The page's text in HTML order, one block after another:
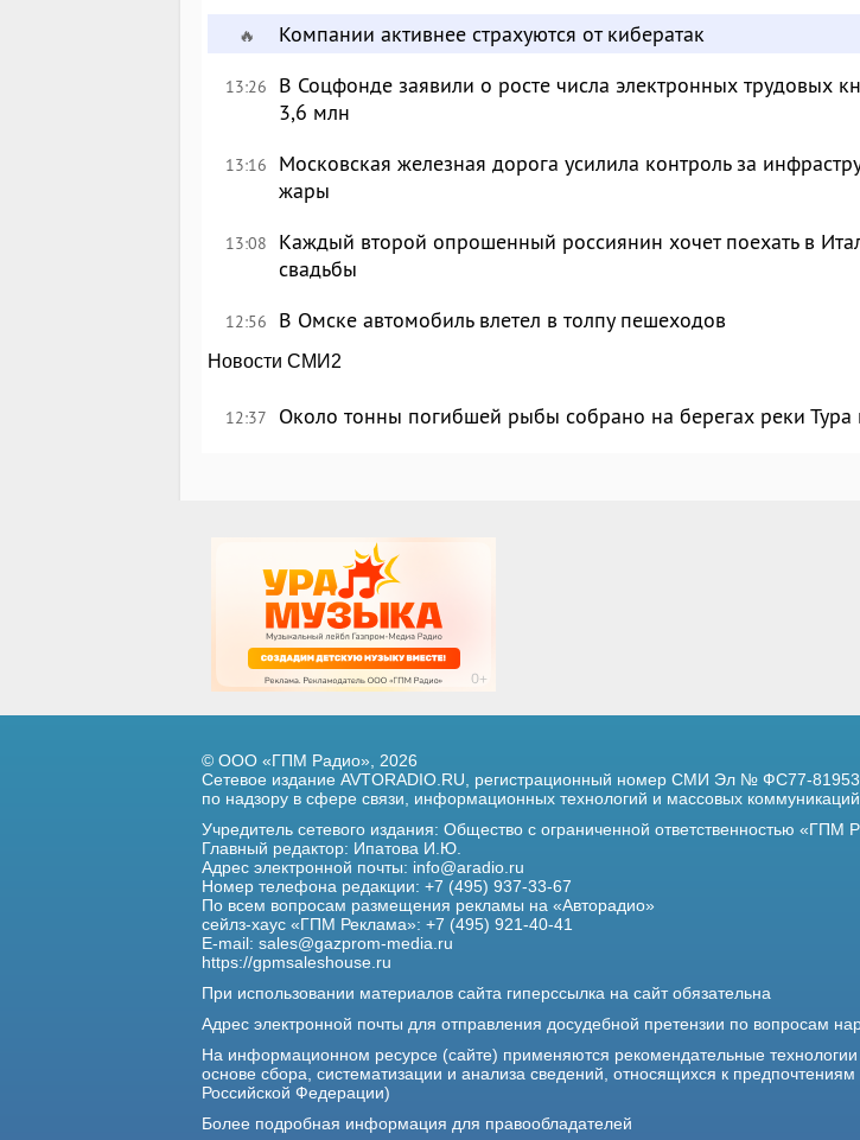
🔥 Компании активнее страхуются от кибератак
13:26
В Соцфонде заявили о росте числа электронных трудовых
3,6 млн
13:16
Московская железная дорога усилила контроль за
жары
13:08
Каждый второй опрошенный россиянин хочет поехать в
свадьбы
12:56 В Омске автомобиль влетел в толпу пешеходов
Новости СМИ2
12:37 Около тонны погибшей рыбы собрано на берегах реки
© ООО «ГПМ Радио», 2026
Сетевое издание AVTORADIO.RU, регистрационный номер СМИ Эл № ФС77-81953
по надзору в сфере связи, информационных технологий и массовых
Учредитель сетевого издания: Общество с ограниченной ответственностью «ГПМ
Главный редактор: Ипатова И.Ю.
Адрес электронной почты: info@aradio.ru
Номер телефона редакции: +7 (495) 937-33-67
По всем вопросам размещения рекламы на «Авторадио»
сейлз-хаус «ГПМ Реклама»: +7 (495) 921-40-41
E-mail: sales@gazprom-media.ru
https://gpmsaleshouse.ru
При использовании материалов сайта гиперссылка на сайт обязательна
Адрес электронной почты для отправления досудебной претензии по вопросам
На информационном ресурсе (сайте) применяются рекомендательные
основе сбора, систематизации и анализа сведений, относящихся к
Российской Федерации)
Более подробная информация для правообладателей